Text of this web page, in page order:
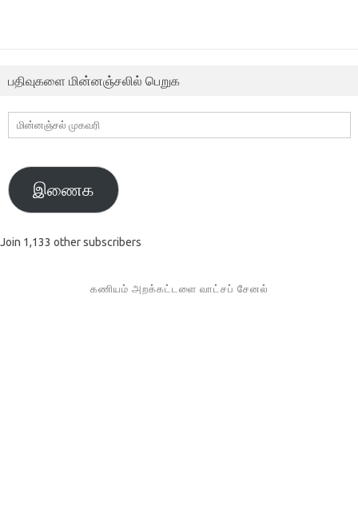
பதிவுகளை மின்னஞ்சலில் பெறுக
மின்னஞ்சல்
முகவரி
இணைக
Join 1,133 other subscribers
கணியம் அறக்கட்டளை வாட்சப் சேனல்